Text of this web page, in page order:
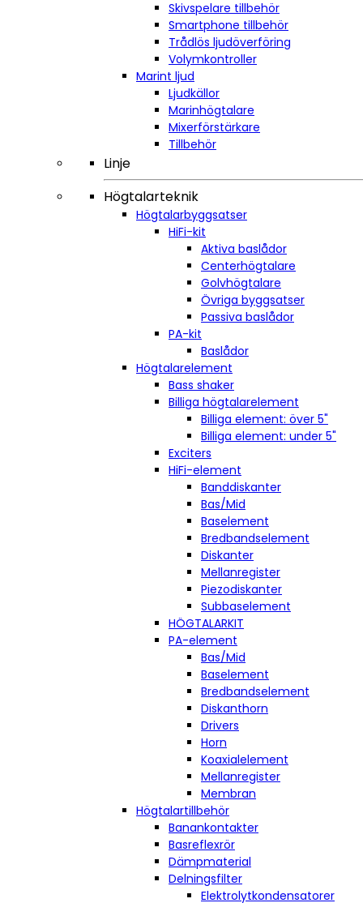
Skivspelare tillbehör
Smartphone tillbehör
Trådlös ljudöverföring
Volymkontroller
Marint ljud
Ljudkällor
Marinhögtalare
Mixerförstärkare
Tillbehör
Linje
Högtalarteknik
Högtalarbyggsatser
HiFi-kit
Aktiva baslådor
Centerhögtalare
Golvhögtalare
Övriga byggsatser
Passiva baslådor
PA-kit
Baslådor
Högtalarelement
Bass shaker
Billiga högtalarelement
Billiga element: över 5"
Billiga element: under 5"
Exciters
HiFi-element
Banddiskanter
Bas/Mid
Baselement
Bredbandselement
Diskanter
Mellanregister
Piezodiskanter
Subbaselement
HÖGTALARKIT
PA-element
Bas/Mid
Baselement
Bredbandselement
Diskanthorn
Drivers
Horn
Koaxialelement
Mellanregister
Membran
Högtalartillbehör
Banankontakter
Basreflexrör
Dämpmaterial
Delningsfilter
Elektrolytkondensatorer